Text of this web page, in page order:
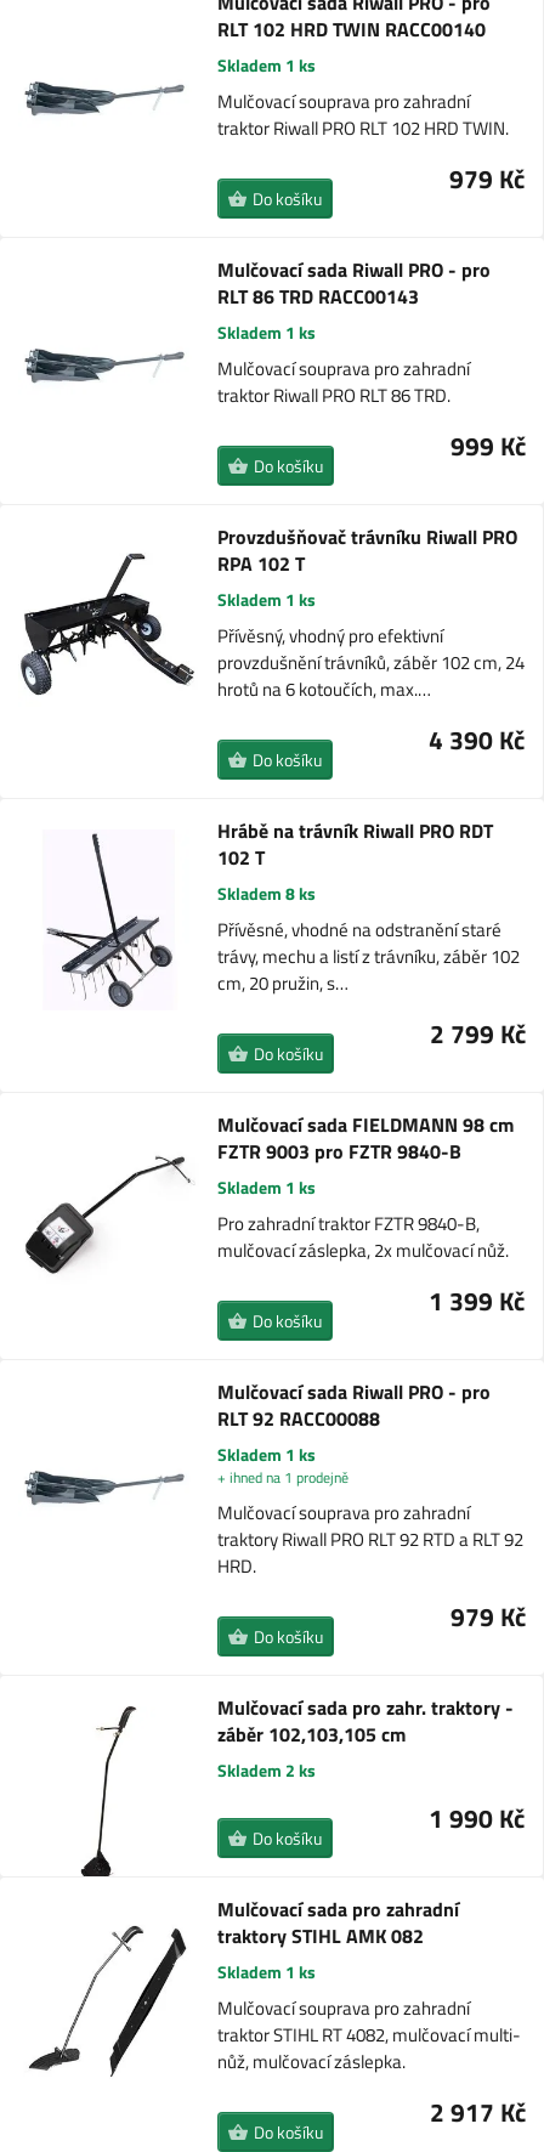
RLT 102 HRD TWIN RACC00140
Skladem 1 ks
Mulčovací souprava pro zahradní
traktor Riwall PRO RLT 102 HRD TWIN.
979 Kč
Do košíku
Mulčovací sada Riwall PRO - pro
RLT 86 TRD RACC00143
Skladem 1 ks
Mulčovací souprava pro zahradní
traktor Riwall PRO RLT 86 TRD.
999 Kč
Do košíku
Provzdušňovač trávníku Riwall PRO
RPA 102 T
Skladem 1 ks
Přívěsný, vhodný pro efektivní
provzdušnění trávníků, záběr 102 cm, 24
hrotů na 6 kotoučích, max.…
4 390 Kč
Do košíku
Hrábě na trávník Riwall PRO RDT
102 T
Skladem 8 ks
Přívěsné, vhodné na odstranění staré
trávy, mechu a listí z trávníku, záběr 102
cm, 20 pružin, s…
2 799 Kč
Do košíku
Mulčovací sada FIELDMANN 98 cm
FZTR 9003 pro FZTR 9840-B
Skladem 1 ks
Pro zahradní traktor FZTR 9840-B,
mulčovací záslepka, 2x mulčovací nůž.
1 399 Kč
Do košíku
Mulčovací sada Riwall PRO - pro
RLT 92 RACC00088
Skladem 1 ks
+ ihned na 1 prodejně
Mulčovací souprava pro zahradní
traktory Riwall PRO RLT 92 RTD a RLT 92
HRD.
979 Kč
Do košíku
Mulčovací sada pro zahr. traktory -
záběr 102,103,105 cm
Skladem 2 ks
1 990 Kč
Do košíku
Mulčovací sada pro zahradní
traktory STIHL AMK 082
Skladem 1 ks
Mulčovací souprava pro zahradní
traktor STIHL RT 4082, mulčovací multi-
nůž, mulčovací záslepka.
2 917 Kč
Do košíku